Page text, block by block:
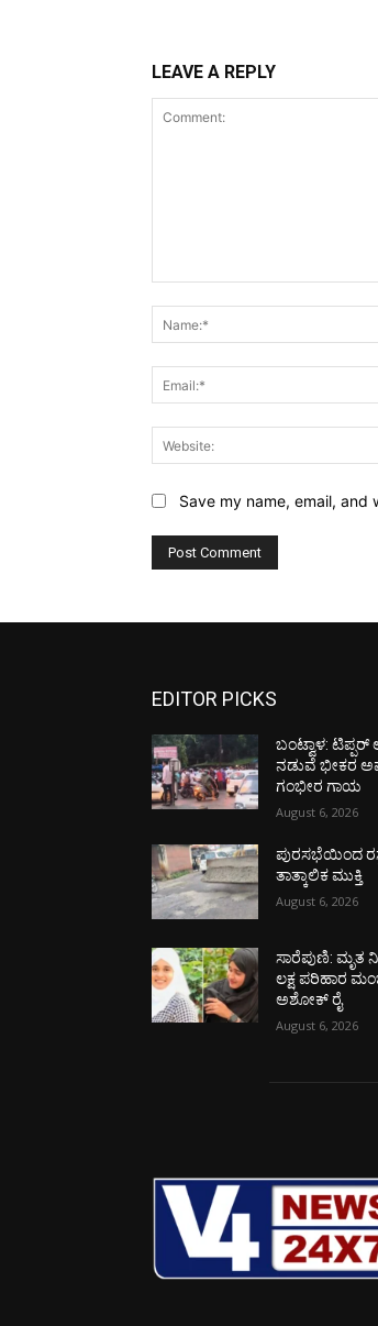
LEAVE A REPLY
Save my name, email,
EDITOR PICKS
ಬಂಟ್ವಾಳ: ಟಿಪ್ಪರ್
ನಡುವೆ ಭೀಕರ
ಗಂಭೀರ ಗಾಯ
August 6, 2026
ಪುರಸಭೆಯಿಂದ
ತಾತ್ಕಾಲಿಕ ಮುಕ್ತಿ
August 6, 2026
ಸಾರೆಪುಣಿ: ಮೃತ
ಲಕ್ಷ ಪರಿಹಾರ
ಅಶೋಕ್ ರೈ
August 6, 2026